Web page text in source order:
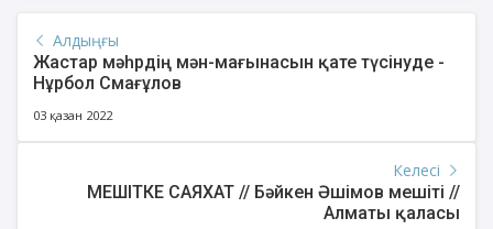
Алдыңғы
Жастар мәһрдің мән-мағынасын қате түсінуде -
Нұрбол Смағұлов
03 қазан 2022
Келесі
МЕШІТКЕ САЯХАТ // Бәйкен Әшімов мешіті //
Алматы қаласы